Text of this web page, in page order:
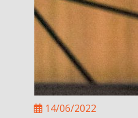
14/06/2022